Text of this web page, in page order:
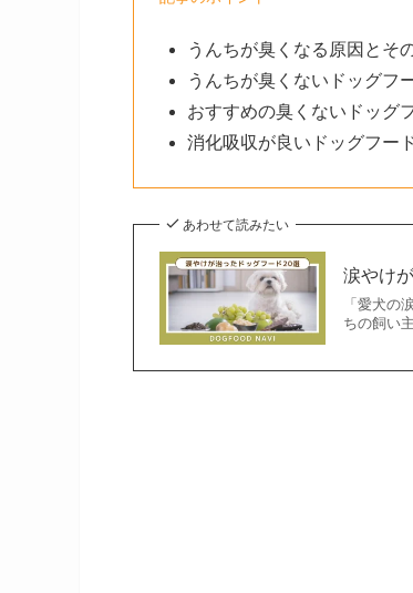
うんちが臭くなる原因とそ
うんちが臭くないドッグフ
おすすめの臭くないドッグ
消化吸収が良いドッグフー
あわせて読みたい
涙やけ
「愛犬の
ちの飼い